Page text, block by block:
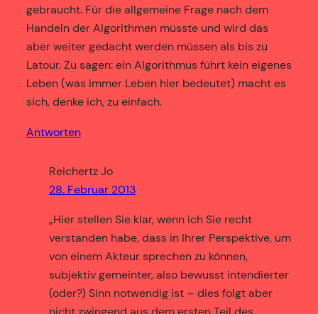
gebraucht. Für die allgemeine Frage nach dem
Handeln der Algorithmen müsste und wird das
aber weiter gedacht werden müssen als bis zu
Latour. Zu sagen: ein Algorithmus führt kein eigenes
Leben (was immer Leben hier bedeutet) macht es
sich, denke ich, zu einfach.
Antworten
Reichertz Jo
28. Februar 2013
„Hier stellen Sie klar, wenn ich Sie recht
verstanden habe, dass in Ihrer Perspektive, um
von einem Akteur sprechen zu können,
subjektiv gemeinter, also bewusst intendierter
(oder?) Sinn notwendig ist – dies folgt aber